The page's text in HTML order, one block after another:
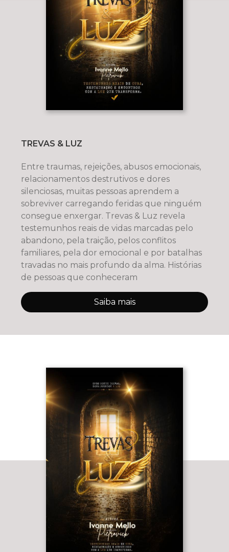
TREVAS & LUZ
Entre traumas, rejeições, abusos emocionais,
relacionamentos destrutivos e dores
silenciosas, muitas pessoas aprendem a
sobreviver carregando feridas que ninguém
consegue enxergar. Trevas & Luz revela
testemunhos reais de vidas marcadas pelo
abandono, pela traição, pelos conflitos
familiares, pela dor emocional e por batalhas
travadas no mais profundo da alma. Histórias
de pessoas que conheceram
Saiba mais